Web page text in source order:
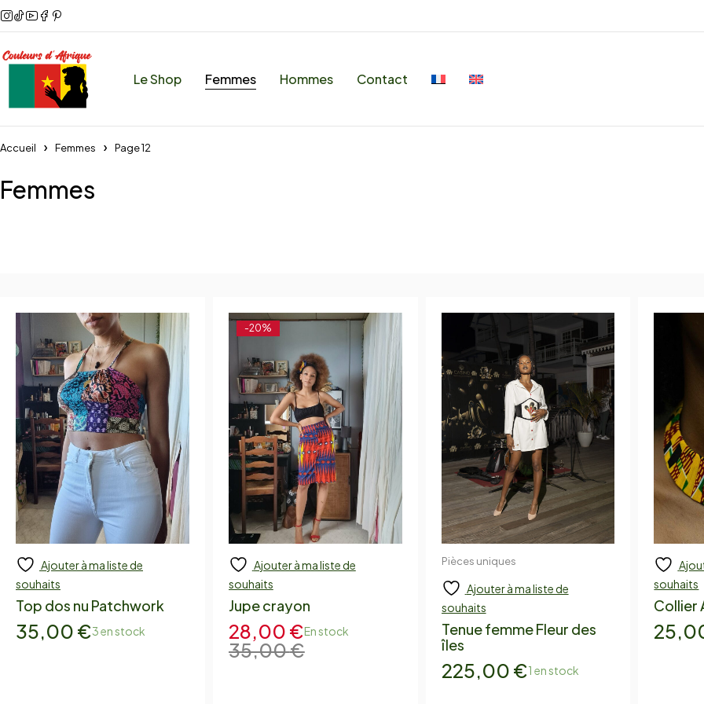
Le Shop Femmes Hommes Contact
Accueil Femmes Page 12
Femmes
Ajouter
Ajouter à ma liste de
souhaits
Top dos nu Patchwork
35,00 €3 en stock
-20%
Add to cart
Ajouter à ma liste de
souhaits
Jupe crayon
35,00€
28,00 €En stock
Ajouter
Pièces uniques
Ajouter à ma liste de
souhaits
Tenue femme Fleur des
îles
225,00 €1 en stock
souhaits
Collier